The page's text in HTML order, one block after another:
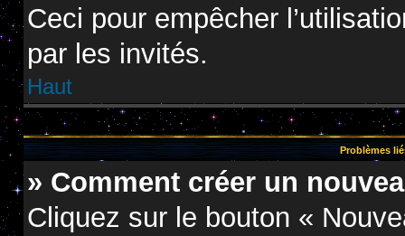
Ceci pour empêcher
par les invités.
Haut
Problèmes
» Comment créer un
Cliquez sur le bouton «